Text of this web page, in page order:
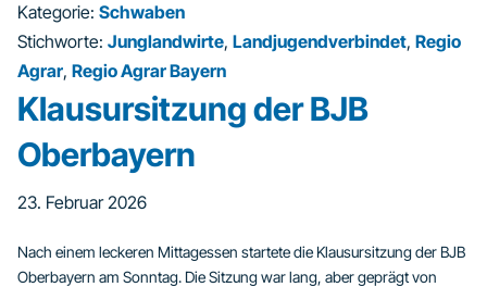
Kategorie: Schwaben
Stichworte: Junglandwirte, Landjugendverbindet, Regio
Agrar, Regio Agrar Bayern
Klausursitzung der BJB
Oberbayern
23. Februar 2026
Nach einem leckeren Mittagessen startete die Klausursitzung der BJB
Oberbayern am Sonntag. Die Sitzung war lang, aber geprägt von